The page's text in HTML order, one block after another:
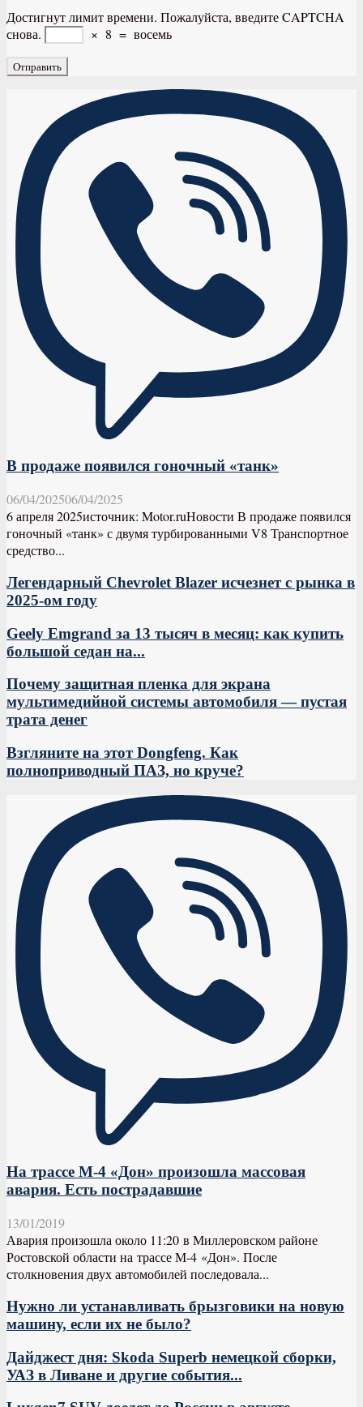
Достигнут лимит времени. Пожалуйста, введите CAPTCHA
снова.
× 8 = восемь
В продаже появился гоночный «танк»
06/04/202506/04/2025
6 апреля 2025источник: Motor.ruНовости В продаже появился
гоночный «танк» с двумя турбированными V8 Транспортное
средство...
Легендарный Chevrolet Blazer исчезнет с рынка в
2025-ом году
Geely Emgrand за 13 тысяч в месяц: как купить
большой седан на...
Почему защитная пленка для экрана
мультимедийной системы автомобиля — пустая
трата денег
Взгляните на этот Dongfeng. Как
полноприводный ПАЗ, но круче?
На трассе М-4 «Дон» произошла массовая
авария. Есть пострадавшие
13/01/2019
Авария произошла около 11:20 в Миллеровском районе
Ростовской области на трассе М-4 «Дон». После
столкновения двух автомобилей последовала...
Нужно ли устанавливать брызговики на новую
машину, если их не было?
Дайджест дня: Skoda Superb немецкой сборки,
УАЗ в Ливане и другие события...